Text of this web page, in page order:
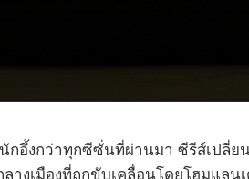
งกว่าทุกซีซั่นที่ผ่านมา ซีรีส์เปลี่ย
างเมืองที่ถูกขับเคลื่อนโดยโฮมแล